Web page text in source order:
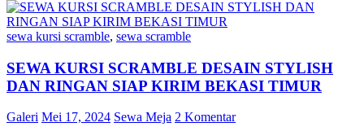
sewa kursi scramble, sewa scramble
SEWA KURSI SCRAMBLE DESAIN STYLISH
DAN RINGAN SIAP KIRIM BEKASI TIMUR
Galeri Mei 17, 2024 Sewa Meja 2 Komentar